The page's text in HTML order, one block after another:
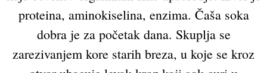
proteina, aminokiselina, enzima. Čaša soka
dobra je za početak dana. Skuplja se
zarezivanjem kore starih breza, u koje se kroz